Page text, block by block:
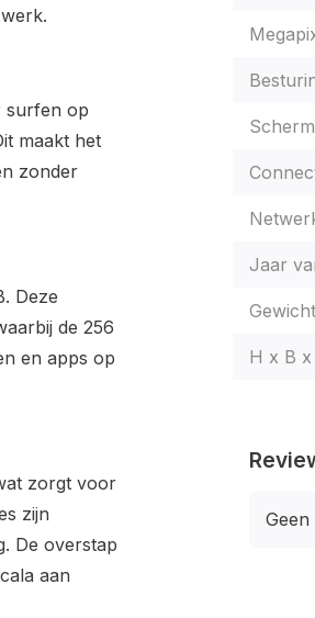
surfen op
maakt het
zonder
Deze
de 256
en apps op
zorgt voor
zijn
De overstap
aan
Jaar
H x B x